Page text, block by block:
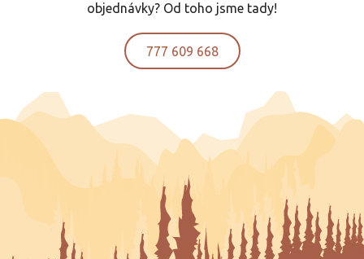
objednávky? Od toho jsme tady!
777 609 668